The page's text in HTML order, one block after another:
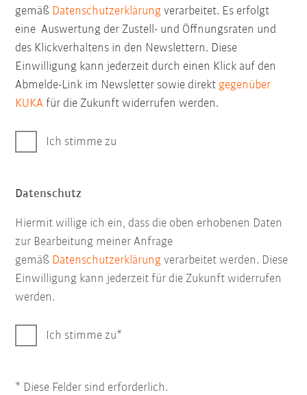
gemäß Datenschutzerklärung verarbeitet. Es erfolgt
eine Auswertung der Zustell- und Öffnungsraten und
des Klickverhaltens in den Newslettern. Diese
Einwilligung kann jederzeit durch einen Klick auf den
Abmelde-Link im Newsletter sowie direktgegenüber
KUKA für die Zukunft widerrufen werden.
Ich stimme zu
Datenschutz
Hiermit willige ich ein, dass die oben erhobenen Daten
zur Bearbeitung meiner Anfrage
gemäß Datenschutzerklärung verarbeitet werden. Diese
Einwilligung kann jederzeit für die Zukunft widerrufen
werden.
Ich stimme zu
* Diese Felder sind erforderlich.